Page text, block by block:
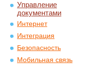
Управление
документами
Интернет
Интеграция
Безопасность
Мобильная связь